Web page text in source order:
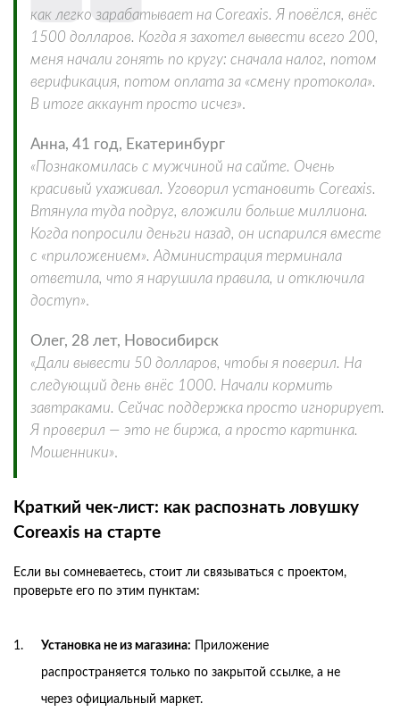
как легко зарабатывает на Coreaxis. Я повёлся, внёс
1500 долларов. Когда я захотел вывести всего 200,
меня начали гонять по кругу: сначала налог, потом
верификация, потом оплата за «смену протокола».
В итоге аккаунт просто исчез».
Анна, 41 год, Екатеринбург
«Познакомилась с мужчиной на сайте. Очень
красивый ухаживал. Уговорил установить Coreaxis.
Втянула туда подруг, вложили больше миллиона.
Когда попросили деньги назад, он испарился вместе
с «приложением». Администрация терминала
ответила, что я нарушила правила, и отключила
доступ».
Олег, 28 лет, Новосибирск
«Дали вывести 50 долларов, чтобы я поверил. На
следующий день внёс 1000. Начали кормить
завтраками. Сейчас поддержка просто игнорирует.
Я проверил — это не биржа, а просто картинка.
Мошенники».
Краткий чек-лист: как распознать ловушку
Coreaxis на старте
Если вы сомневаетесь, стоит ли связываться с проектом,
проверьте его по этим пунктам:
Установка не из магазина: Приложение
распространяется только по закрытой ссылке, а не
через официальный маркет.